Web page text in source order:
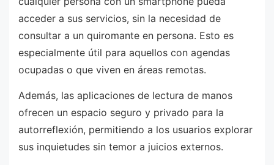
acceder a sus servicios, sin la necesidad de
consultar a un quiromante en persona. Esto es
especialmente útil para aquellos con agendas
ocupadas o que viven en áreas remotas.
Además, las aplicaciones de lectura de manos
ofrecen un espacio seguro y privado para la
autorreflexión, permitiendo a los usuarios explorar
sus inquietudes sin temor a juicios externos.